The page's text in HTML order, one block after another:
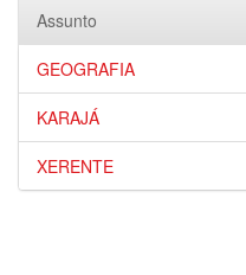
Assunto
GEOGRAFIA
KARAJÁ
XERENTE